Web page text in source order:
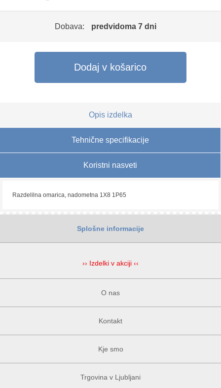
Dobava: predvidoma 7 dni
Dodaj v košarico
Opis izdelka
Tehnične specifikacije
Koristni nasveti
Razdelilna omarica, nadometna 1X8 1P65
Splošne informacije
›› Izdelki v akciji ‹‹
O nas
Kontakt
Kje smo
Trgovina v Ljubljani